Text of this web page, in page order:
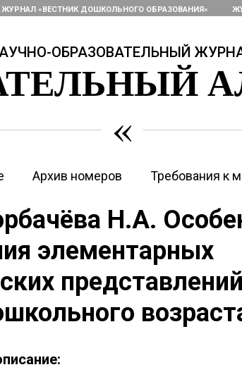
ЖУРНАЛ «ВЕСТНИК ДОШКОЛЬНОГО ОБРАЗОВАНИЯ»
ОБРАЗОВАТЕЛЬНЫЙ
«
Архив номеров Требования к
Н.А.
элементарных